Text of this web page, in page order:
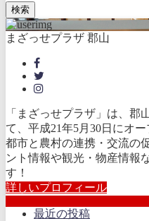
検索
まざっせプラザ 郡山
「まざっせプラザ」は、郡
て、平成21年5月30日にオー
都市と農村の連携・交流の
ント情報や観光・物産情報
す！
詳しいプロフィール
最近の投稿